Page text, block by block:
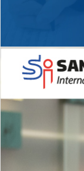
Novidades 2026